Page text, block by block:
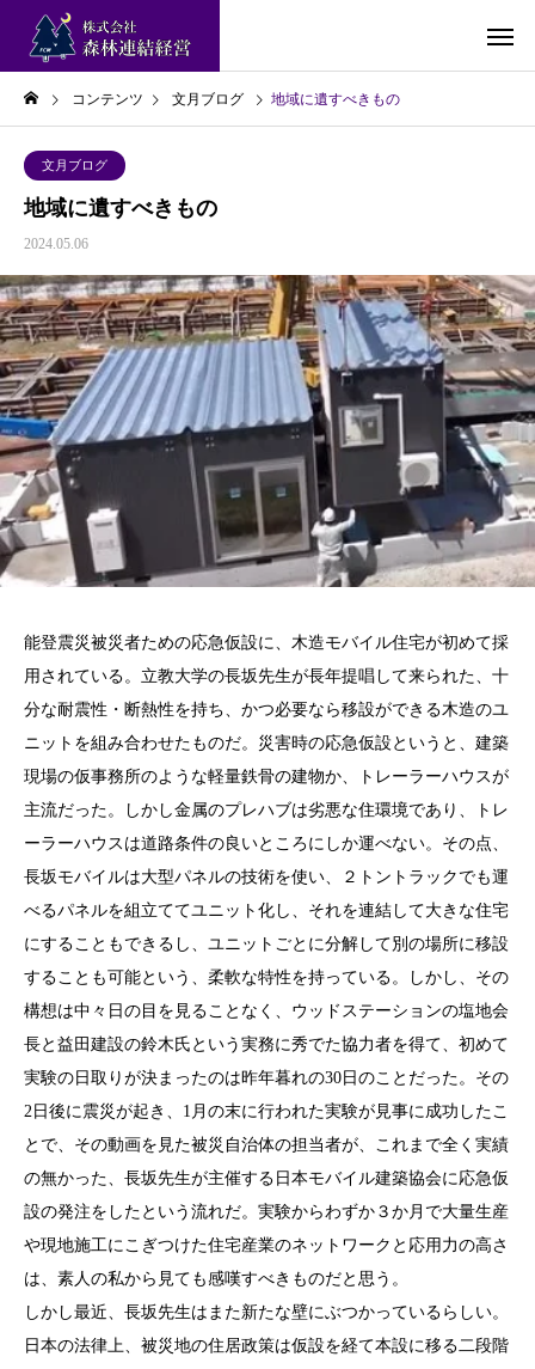
コンテンツ 文月ブログ 地域に遺すべきもの
文月ブログ
地域に遺すべきもの
2024.05.06
能登震災被災者ための応急仮設に、木造モバイル住宅が初めて採
用されている。立教大学の長坂先生が長年提唱して来られた、十
分な耐震性・断熱性を持ち、かつ必要なら移設ができる木造のユ
ニットを組み合わせたものだ。災害時の応急仮設というと、建築
現場の仮事務所のような軽量鉄骨の建物か、トレーラーハウスが
主流だった。しかし金属のプレハブは劣悪な住環境であり、トレ
ーラーハウスは道路条件の良いところにしか運べない。その点、
長坂モバイルは大型パネルの技術を使い、２トントラックでも運
べるパネルを組立ててユニット化し、それを連結して大きな住宅
にすることもできるし、ユニットごとに分解して別の場所に移設
することも可能という、柔軟な特性を持っている。しかし、その
構想は中々日の目を見ることなく、ウッドステーションの塩地会
長と益田建設の鈴木氏という実務に秀でた協力者を得て、初めて
実験の日取りが決まったのは昨年暮れの30日のことだった。その
2日後に震災が起き、1月の末に行われた実験が見事に成功したこ
とで、その動画を見た被災自治体の担当者が、これまで全く実績
の無かった、長坂先生が主催する日本モバイル建築協会に応急仮
設の発注をしたという流れだ。実験からわずか３か月で大量生産
や現地施工にこぎつけた住宅産業のネットワークと応用力の高さ
は、素人の私から見ても感嘆すべきものだと思う。
しかし最近、長坂先生はまた新たな壁にぶつかっているらしい。
日本の法律上、被災地の住居政策は仮設を経て本設に移る二段階